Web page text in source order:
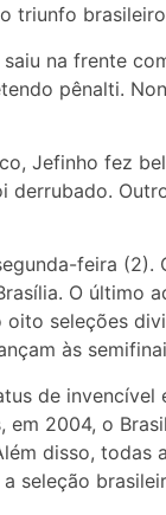
triunfo
na frente
pênalti.
Jefinho fez
feira (2).
O último
seleções
às
de invencível
em 2004, o
disso, todas
seleção